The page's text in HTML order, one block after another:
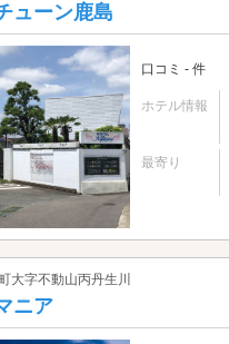
ューン鹿島
口コミ - 件
ホテル情報
最寄り
大字不動山丙丹生川
ニア